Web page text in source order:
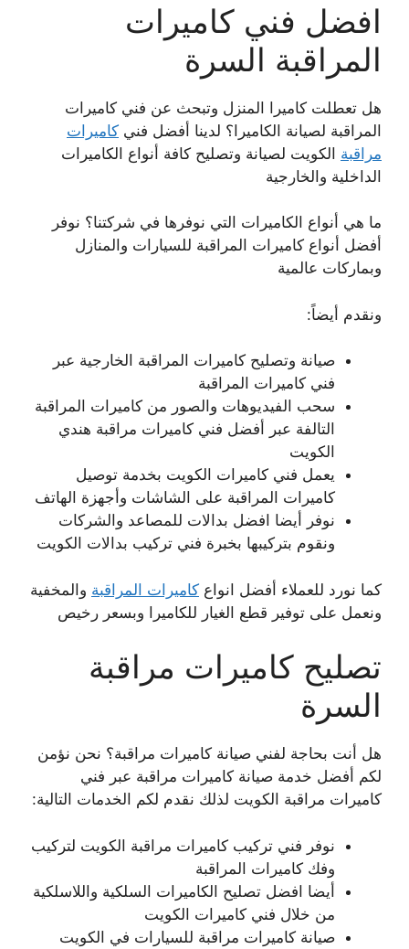
افضل فني كاميرات
المراقبة السرة
هل تعطلت كاميرا المنزل وتبحث عن فني كاميرات
المراقبة لصيانة الكاميرا؟ لدينا أفضل فني كاميرات
مراقبة الكويت لصيانة وتصليح كافة أنواع الكاميرات
الداخلية والخارجية
ما هي أنواع الكاميرات التي نوفرها في شركتنا؟ نوفر
أفضل أنواع كاميرات المراقبة للسيارات والمنازل
وبماركات عالمية
ونقدم أيضاً:
صيانة وتصليح كاميرات المراقبة الخارجية عبر
فني كاميرات المراقبة
سحب الفيديوهات والصور من كاميرات المراقبة
التالفة عبر أفضل فني كاميرات مراقبة هندي
الكويت
يعمل فني كاميرات الكويت بخدمة توصيل
كاميرات المراقبة على الشاشات وأجهزة الهاتف
نوفر أيضا افضل بدالات للمصاعد والشركات
ونقوم بتركيبها بخبرة فني تركيب بدالات الكويت
كما نورد للعملاء أفضل انواع كاميرات المراقبة والمخفية
ونعمل على توفير قطع الغيار للكاميرا وبسعر رخيص
تصليح كاميرات مراقبة
السرة
هل أنت بحاجة لفني صيانة كاميرات مراقبة؟ نحن نؤمن
لكم أفضل خدمة صيانة كاميرات مراقبة عبر فني
كاميرات مراقبة الكويت لذلك نقدم لكم الخدمات التالية:
نوفر فني تركيب كاميرات مراقبة الكويت لتركيب
وفك كاميرات المراقبة
أيضا افضل تصليح الكاميرات السلكية واللاسلكية
من خلال فني كاميرات الكويت
صيانة كاميرات مراقبة للسيارات في الكويت